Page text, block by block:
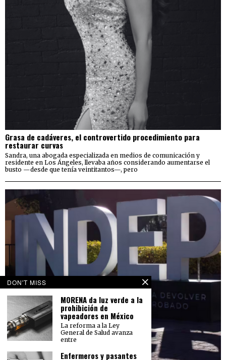
Grasa de cadáveres, el controvertido procedimiento para
restaurar curvas
Sandra, una abogada especializada en medios de comunicación y
residente en Los Ángeles, llevaba años considerando aumentarse el
busto —desde que tenía veintitantos—, pero
DON'T MISS
MORENA da luz verde a la
prohibición de
vapeadores en México
La reforma a la Ley
General de Salud avanza
entre
Enfermeros y pasantes